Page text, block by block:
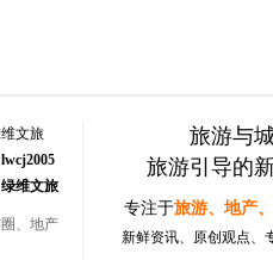
文旅
lwcj2005
绿维文旅
、地产
旅游与
旅游引导的
专注于旅游、地产
新鲜资讯、原创观点、